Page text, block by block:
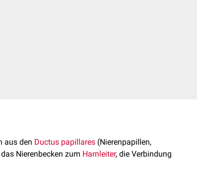
aus den Ductus papillares (Nierenpapillen,
Nierenbecken zum Harnleiter, die Verbindung